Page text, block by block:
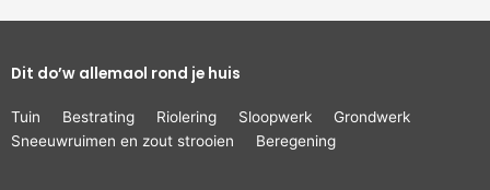
Dit do’w allemaol rond je huis
Tuin Bestrating Riolering Sloopwerk
Grondwerk
Sneeuwruimen en zout strooien
Beregening